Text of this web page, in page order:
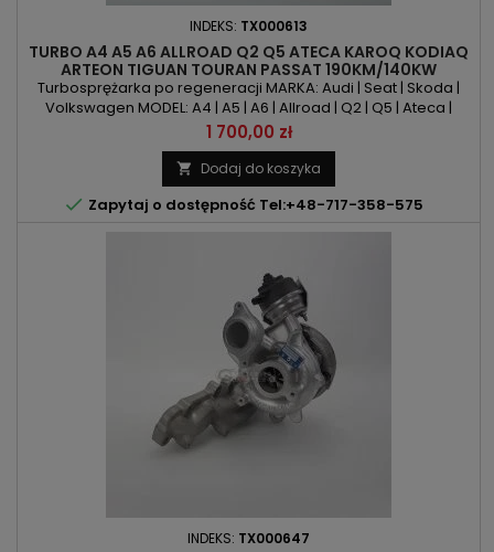
INDEKS: TX000613
TURBO A4 A5 A6 ALLROAD Q2 Q5 ATECA KAROQ KODIAQ
ARTEON TIGUAN TOURAN PASSAT 190KM/140KW
Turbosprężarka po regeneracji MARKA: Audi | Seat | Skoda |
Volkswagen MODEL: A4 | A5 | A6 | Allroad | Q2 | Q5 | Ateca |
Karoq | Kodiaq | Arteon | Tiguan | Touran | Passat KOD SILNIKA:
CNHA | CZJA | DDDA | DESA | DETA | DFHA | DFVA POJEMNOŚĆ:
1968ccm 2.0 TDI MOC: 190KM / 140kW ROK PRODUKCJI: Od 2013r
Cena
1 700,00 zł
 Dodaj do koszyka
 Zapytaj o dostępność Tel:+48-717-358-575
INDEKS: TX000647